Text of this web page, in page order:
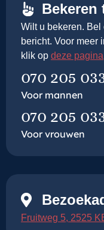
Bekeren
Wilt u bekeren. Bel
bericht. Voor meer
klik op deze pagina
070 205
Voor mannen
070 205
Voor vrouwen
Fruitweg 5, 2525